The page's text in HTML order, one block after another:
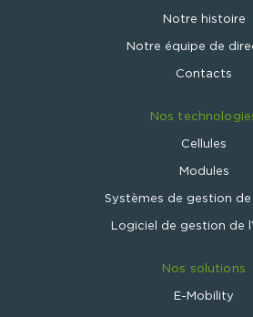
Notre histoire
Notre équipe de
Contacts
Nos
Cellules
Modules
Systèmes de gestion
Logiciel de gestion de
Nos solutions
E-Mobility